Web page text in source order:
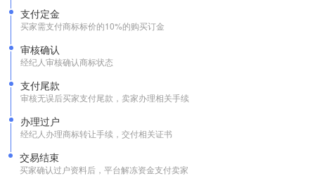
支付定金
买家需支付商标标价的10%的购买订金
审核确认
经纪人审核确认商标状态
支付尾款
审核无误后买家支付尾款，卖家办理相关手续
办理过户
经纪人办理商标转让手续，交付相关证书
交易结束
买家确认过户资料后，平台解冻资金支付卖家